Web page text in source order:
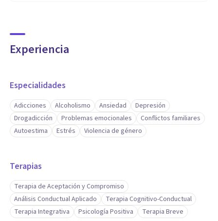
Experiencia
Especialidades
Adicciones Alcoholismo Ansiedad
Depresión
Drogadicción
Problemas emocionales
Conflictos familiares
Autoestima
Estrés Violencia de género
Terapias
Terapia de Aceptación y Compromiso
Análisis Conductual Aplicado
Terapia Cognitivo-Conductual
Terapia Integrativa
Psicología Positiva Terapia Breve